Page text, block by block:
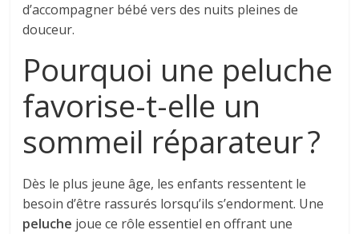
d’accompagner bébé vers des nuits pleines de
douceur.
Pourquoi une peluche
favorise-t-elle un
sommeil réparateur ?
Dès le plus jeune âge, les enfants ressentent le
besoin d’être rassurés lorsqu’ils s’endorment. Une
peluche joue ce rôle essentiel en offrant une